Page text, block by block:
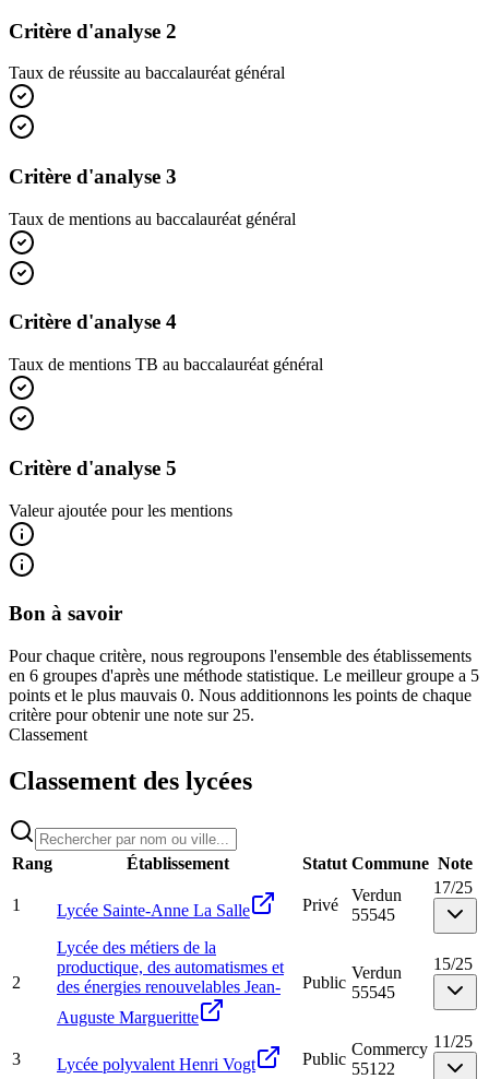
Critère d'analyse 2
Taux de réussite au baccalauréat général
Critère d'analyse 3
Taux de mentions au baccalauréat général
Critère d'analyse 4
Taux de mentions TB au baccalauréat général
Critère d'analyse 5
Valeur ajoutée pour les mentions
Bon à savoir
Pour chaque critère, nous regroupons l'ensemble des établissements
en 6 groupes d'après une méthode statistique. Le meilleur groupe a 5
points et le plus mauvais 0. Nous additionnons les points de chaque
critère pour obtenir une note sur 25.
Classement
Classement des lycées
Rang Établissement Statut Commune Note
1 Lycée Sainte-Anne La Salle Privé
Verdun
55545
17/25
2
Lycée des métiers de la
productique, des automatismes et
des énergies renouvelables Jean-
Auguste Margueritte
Public
Verdun
55545
15/25
3 Lycée polyvalent Henri Vogt Public
Commercy
55122
11/25